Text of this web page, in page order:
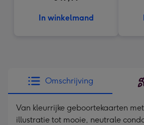
In winkelmand
Omschrijving
Van kleurrijke geboortekaarten
illustratie tot mooie, neutrale